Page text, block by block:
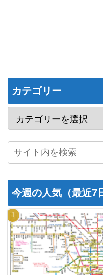
カテゴリー
今週の人気（最近7